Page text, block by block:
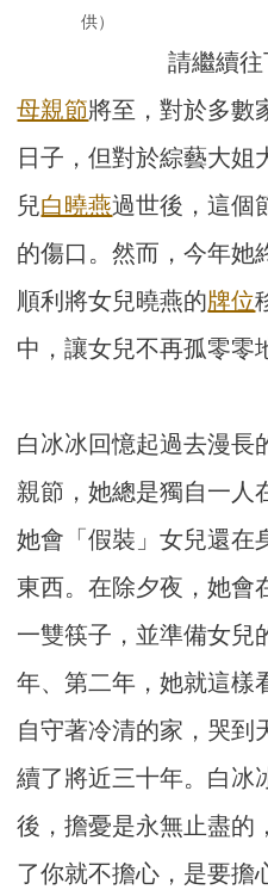
供）
請繼續
母親節將至，對於多數
日子，但對於綜藝大姐
兒白曉燕過世後，這個
的傷口。然而，今年她
順利將女兒曉燕的牌位
中，讓女兒不再孤零零
白冰冰回憶起過去漫長
親節，她總是獨自一人
她會「假裝」女兒還在
東西。在除夕夜，她會
一雙筷子，並準備女兒
年、第二年，她就這樣
自守著冷清的家，哭到
續了將近三十年。白冰
後，擔憂是永無止盡的
了你就不擔心，是要擔